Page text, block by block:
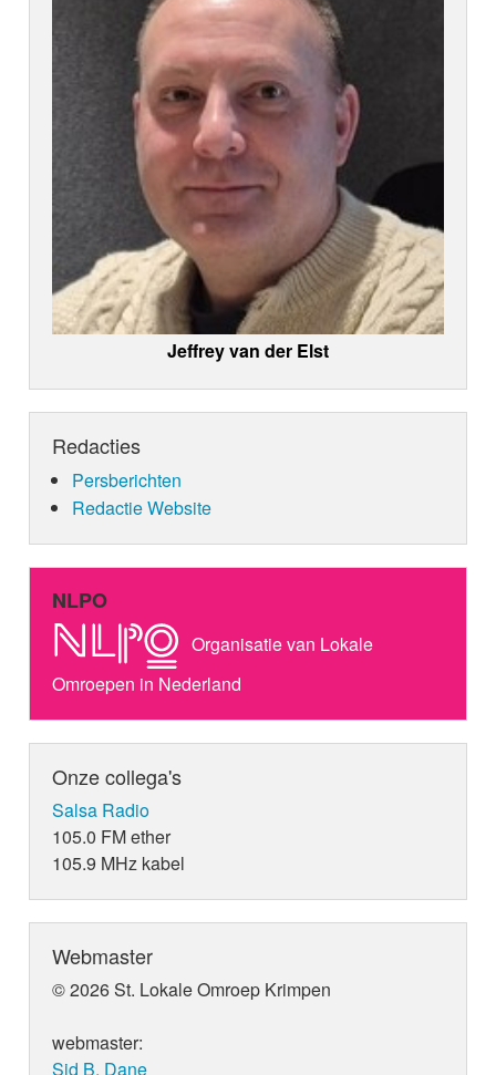
Jeffrey van der Elst
Redacties
Persberichten
Redactie Website
NLPO
Organisatie van Lokale
Omroepen in Nederland
Onze collega's
Salsa Radio
105.0 FM ether
105.9 MHz kabel
Webmaster
© 2026 St. Lokale Omroep Krimpen
webmaster:
Sid B. Dane